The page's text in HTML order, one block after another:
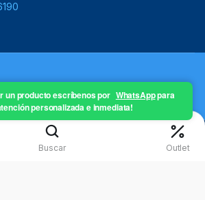
Sporting Goods 2024
un producto escríbenos por WhatsApppara
personalizada e inmediata!
Buscar Outlet